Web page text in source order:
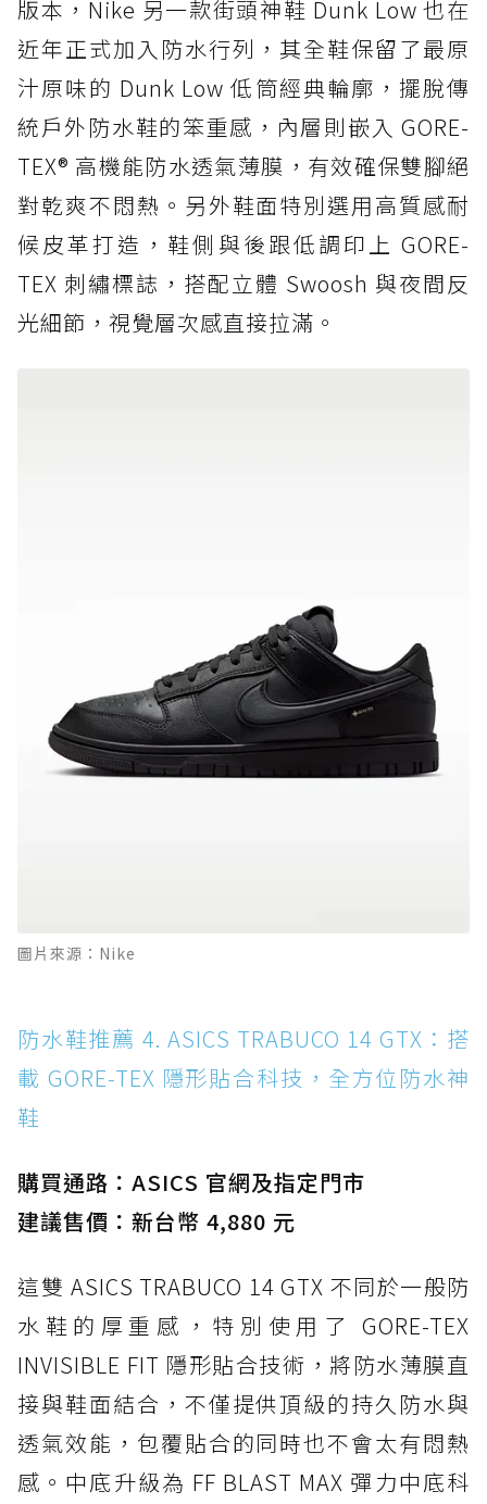
版本，Nike 另一款街頭神鞋 Dunk Low 也在
近年正式加入防水行列，其全鞋保留了最原
汁原味的 Dunk Low 低筒經典輪廓，擺脫傳
統戶外防水鞋的笨重感，內層則嵌入 GORE-
TEX® 高機能防水透氣薄膜，有效確保雙腳絕
對乾爽不悶熱。另外鞋面特別選用高質感耐
候皮革打造，鞋側與後跟低調印上 GORE-
TEX 刺繡標誌，搭配立體 Swoosh 與夜間反
光細節，視覺層次感直接拉滿。
圖片來源：Nike
防水鞋推薦 4. ASICS TRABUCO 14 GTX：搭
載 GORE-TEX 隱形貼合科技，全方位防水神
鞋
購買通路：ASICS 官網及指定門市
建議售價：新台幣 4,880 元
這雙 ASICS TRABUCO 14 GTX 不同於一般防
水鞋的厚重感，特別使用了 GORE-TEX
INVISIBLE FIT 隱形貼合技術，將防水薄膜直
接與鞋面結合，不僅提供頂級的持久防水與
透氣效能，包覆貼合的同時也不會太有悶熱
感。中底升級為 FF BLAST MAX 彈力中底科